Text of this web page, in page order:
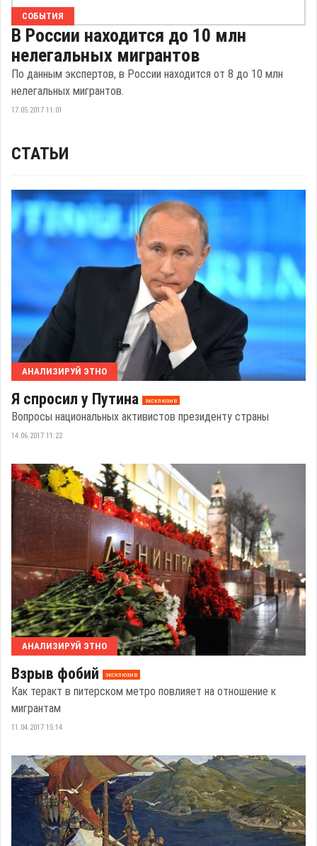
СОБЫТИЯ
В России находится до 10 млн
нелегальных мигрантов
По данным экспертов, в России находится от 8 до 10 млн
нелегальных мигрантов.
17.05.2017 11:01
СТАТЬИ
АНАЛИЗИРУЙ ЭТНО
Я спросил у Путина эксклюзив
Вопросы национальных активистов президенту страны
14.06.2017 11:22
АНАЛИЗИРУЙ ЭТНО
Взрыв фобий эксклюзив
Как теракт в питерском метро повлияет на отношение к
мигрантам
11.04.2017 15:14